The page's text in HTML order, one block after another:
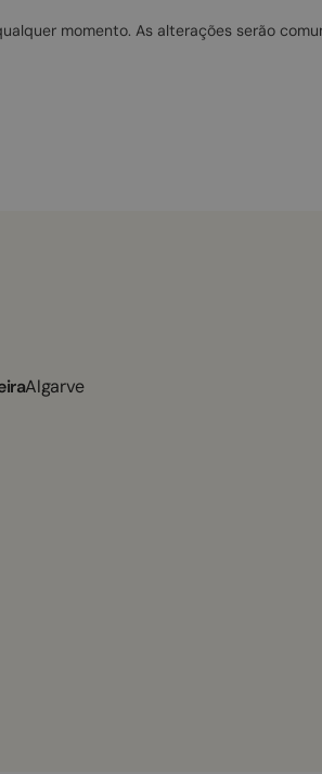
momento. As alterações serão
Algarve